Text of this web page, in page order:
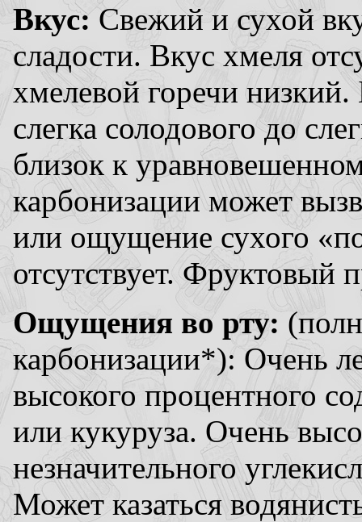
Вкус:Свежий и сухой
сладости. Вкус хмеля
хмелевой горечи низкий.
слегка солодового до
близок к
карбонизации может
или ощущение сухого
отсутствует. Фруктовый
Ощущения во рту:
карбонизации*): Очень
высокого процентного
или кукуруза. Очень
незначительного
Может казаться